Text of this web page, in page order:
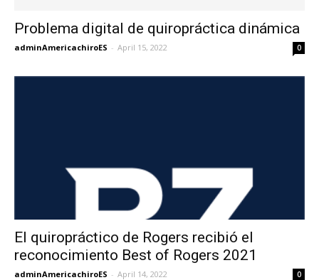
Problema digital de quiropráctica dinámica
adminAmericachiroES - April 15, 2022 0
El quiropráctico de Rogers recibió el
reconocimiento Best of Rogers 2021
adminAmericachiroES - April 14, 2022 0